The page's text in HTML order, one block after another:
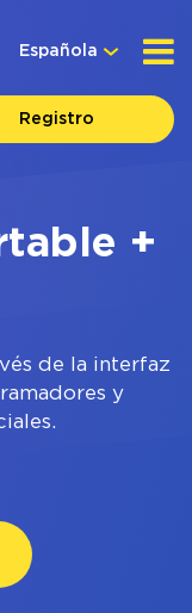
Española
Registro
+
de la interfaz
y